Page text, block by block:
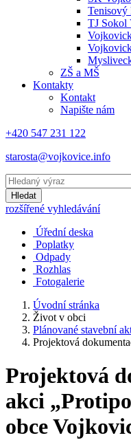
TJ Sokol
ZŠ a MŠ
Kontakty
Kontakt
Napište nám
+420 547 231 122
starosta@vojkovice.info
Hledat
rozšířené vyhledávání
Úřední deska
Poplatky
Odpady
Rozhlas
Fotogalerie
Úvodní stránka
Život v obci
Plánované stavební
Projektová
Projektová
akci
obce